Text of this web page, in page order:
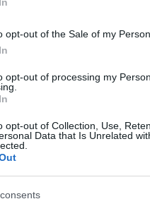
opt-out of the Sale of my
opt-out of processing my
opt-out of Collection, Use,
Data that Is Unrelated
ÉS
SÁRVÁR
az utak.
AZ UTAKON!